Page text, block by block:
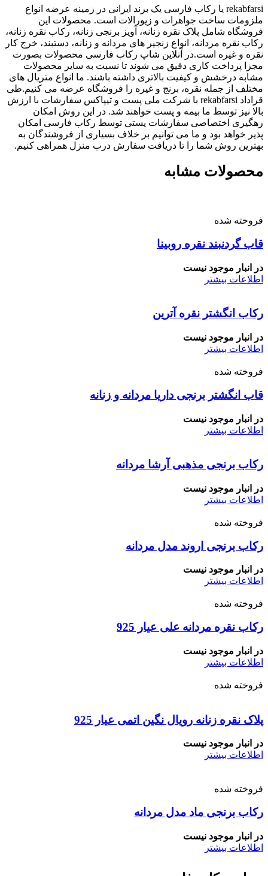
rekabfarsi یا رکاب فارسی یک برند ایرانی در زمینه عرضه انواع
ملزومات ساخت جواهرات و زیورالات است. محصولات این
فروشگاه شامل پلاک نقره زنانه، آویز برنجی زنانه، رکاب نقره زنانه،
رکاب نقره مردانه، انواع زنجیر های مردانه و زنانه، دستبند، خرج کار
نقره و غیره است.در آنلاین شاپ رکاب فارسی محصولات بصورت
مجزا پرداخت کاری دقیق می شوند تا نسبت به سایر محصولات
مشابه درخشش و کیفیت بالاتری داشته باشند. ما انواع متریال های
مختلف از جمله نقره، برنج و غیره را فروشگاه عرضه می کنیم.طی
قراداد rekabfarsi با شرکت ملی پست و تیپاکس سفارشات با ارزش
بالا نیز توسط ما بیمه و پست خواهند شد. در این روش امکان
رهگیری اختصاصی سفارشات پستی توسط رکاب فارسی امکان
پذیر خواهد بود و ما می توانیم بر خلاف بسیاری از فروشندگان به
بهترین روش شما را تا دریافت سفارش درب منزل همراهی کنیم.
محصولات مشابه
فروخته شده
قاب گردنبند نقره روبینا
در انبار موجود نیست
اطلاعات بیشتر
رکاب انگشتر نقره آترین
در انبار موجود نیست
اطلاعات بیشتر
فروخته شده
قاب انگشتر برنجی داریا مردانه و زنانه
در انبار موجود نیست
اطلاعات بیشتر
رکاب برنجی مذهبی آرشا مردانه
در انبار موجود نیست
اطلاعات بیشتر
فروخته شده
رکاب برنجی اروند مدل مردانه
در انبار موجود نیست
اطلاعات بیشتر
فروخته شده
رکاب نقره مردانه علی عیار 925
در انبار موجود نیست
اطلاعات بیشتر
فروخته شده
پلاک نقره زنانه رویال نگین اتمی عیار 925
در انبار موجود نیست
اطلاعات بیشتر
فروخته شده
رکاب برنجی ماد مدل مردانه
در انبار موجود نیست
اطلاعات بیشتر